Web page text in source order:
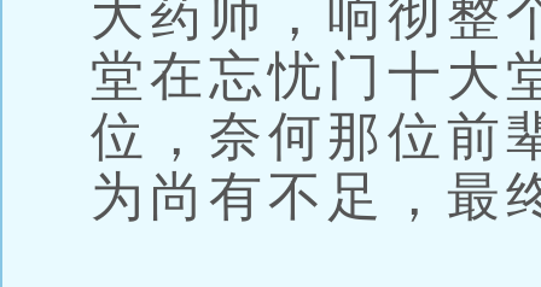
大药师，响彻整
堂在忘忧门十大
位，奈何那位前
为尚有不足，最